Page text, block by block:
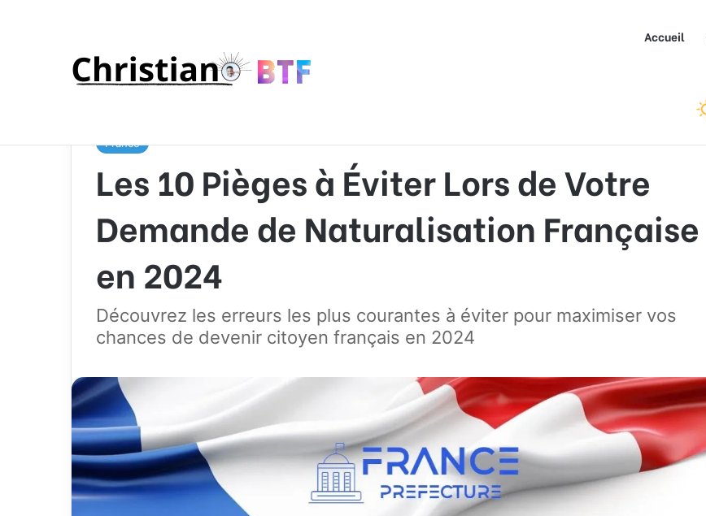
Accueil
France
Les 10 Pièges à Éviter Lors de Votre
Demande de Naturalisation Française
en 2024
Découvrez les erreurs les plus courantes à éviter pour maximiser vos
chances de devenir citoyen français en 2024